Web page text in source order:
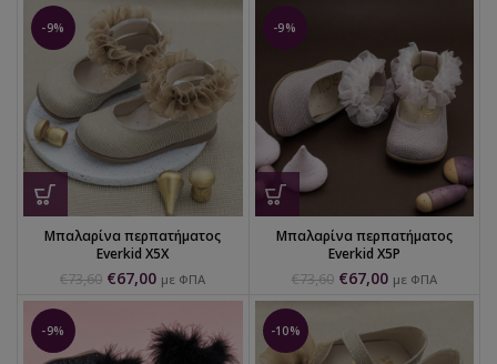
-9%
Μπαλαρίνα περπατήματος
Everkid X5X
€73,60 €67,00 με ΦΠΑ
-9%
Μπαλαρίνα περπατήματος
Everkid X5P
€73,60 €67,00 με ΦΠΑ
-9% -10%